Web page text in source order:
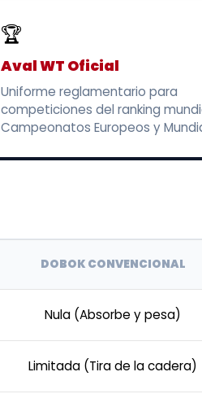
🏆
Aval WT Oficial
Uniforme reglamentario para
competiciones del ranking
Campeonatos Europeos y
DOBOK CONVENCIONAL
Nula (Absorbe y pesa)
Limitada (Tira de la cadera)